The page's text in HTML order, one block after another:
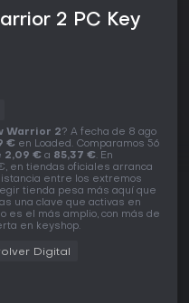
2 PC Key
Warrior 2? A fecha de 8 ago
€ en Loaded. Comparamos 56
2,09 € a 85,37 €. En
en tiendas oficiales arranca
entre los extremos
tienda pesa más aquí que
una clave que activas en
es el más amplio, con más de
en keyshop.
Digital